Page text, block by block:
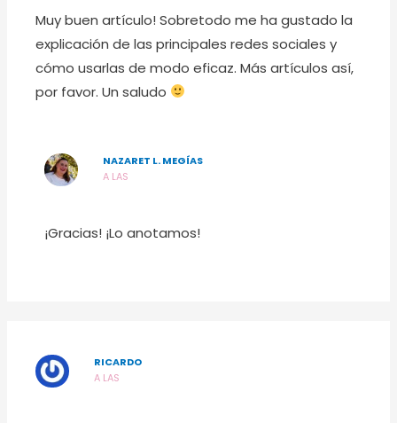
Muy buen artículo! Sobretodo me ha gustado la
explicación de las principales redes sociales y
cómo usarlas de modo eficaz. Más artículos así,
por favor. Un saludo
NAZARET L. MEGÍAS
A LAS
¡Gracias! ¡Lo anotamos!
RICARDO
A LAS